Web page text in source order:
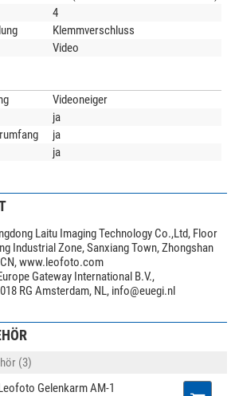
60 mm
(einfacher Wechsel durch Knopf an den
4
Klemmverschluss
Video
Videoneiger
ja
ja
ja
Laitu Imaging Technology Co.,Ltd, Floor
Industrial Zone, Sanxiang Town, Zhongshan
CN, www.leofoto.com
Gateway International B.V.,
RG Amsterdam, NL, info@euegi.nl
(3)
Gelenkarm AM-1